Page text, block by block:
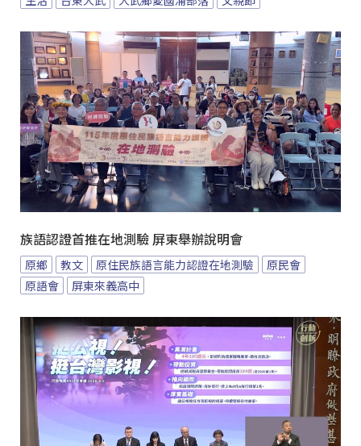
族語認證首推在地測驗 屏東舉辦說明會
原鄉 教文 原住民族語言能力認證在地測驗
原民會
原語會
屏東來義高中